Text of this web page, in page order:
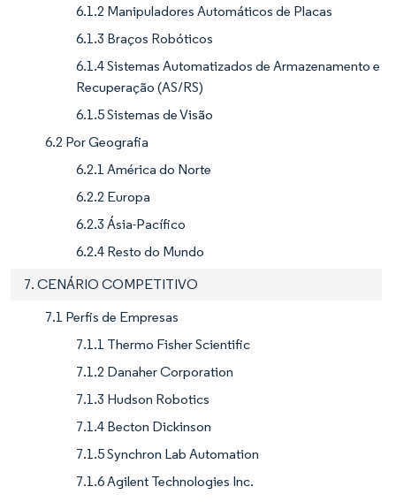
6.1.2 Manipuladores Automáticos de Placas
6.1.3 Braços Robóticos
6.1.4 Sistemas Automatizados de Armazenamento e
Recuperação (AS/RS)
6.1.5 Sistemas de Visão
6.2 Por Geografia
6.2.1 América do Norte
6.2.2 Europa
6.2.3 Ásia-Pacífico
6.2.4 Resto do Mundo
7. CENÁRIO COMPETITIVO
7.1 Perfis de Empresas
7.1.1 Thermo Fisher Scientific
7.1.2 Danaher Corporation
7.1.3 Hudson Robotics
7.1.4 Becton Dickinson
7.1.5 Synchron Lab Automation
7.1.6 Agilent Technologies Inc.